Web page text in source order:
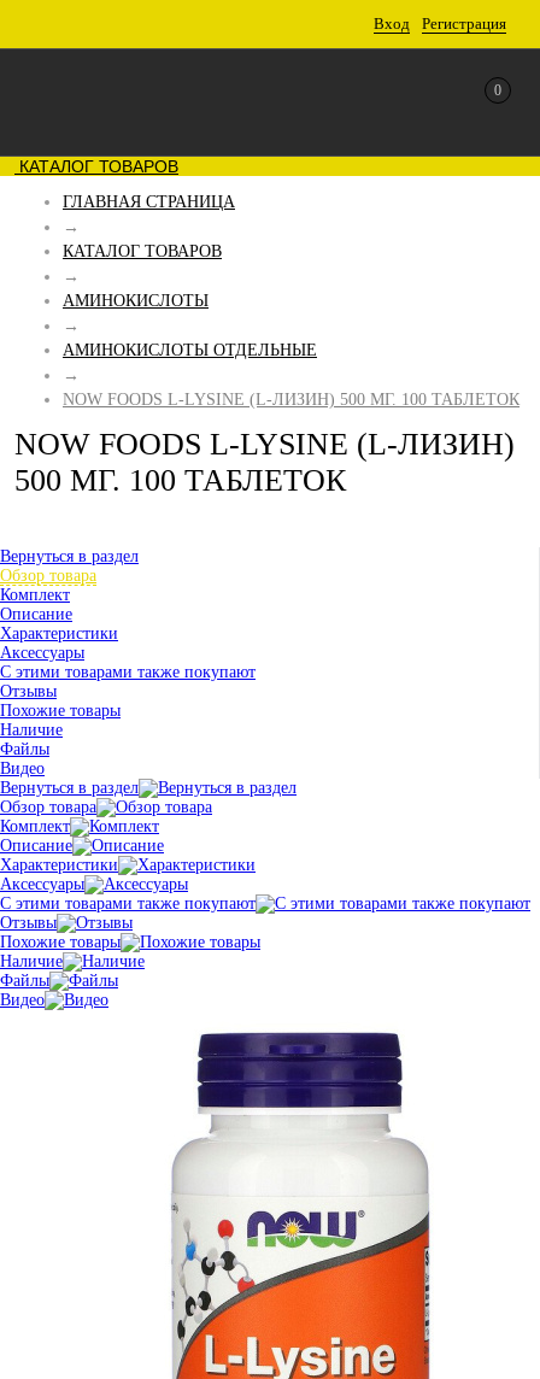
Вход Регистрация
0
КАТАЛОГ ТОВАРОВ
ГЛАВНАЯ СТРАНИЦА
→
КАТАЛОГ ТОВАРОВ
→
АМИНОКИСЛОТЫ
→
АМИНОКИСЛОТЫ ОТДЕЛЬНЫЕ
→
NOW FOODS L-LYSINE (L-ЛИЗИН) 500 МГ. 100 ТАБЛЕТОК
NOW FOODS L-LYSINE (L-ЛИЗИН)
500 МГ. 100 ТАБЛЕТОК
Вернуться в раздел
Обзор товара
Комплект
Описание
Характеристики
Аксессуары
С этими товарами также покупают
Отзывы
Похожие товары
Наличие
Файлы
Видео
Вернуться в раздел
Обзор товара
Комплект
Описание
Характеристики
Аксессуары
С этими товарами также покупают
Отзывы
Похожие товары
Наличие
Файлы
Видео